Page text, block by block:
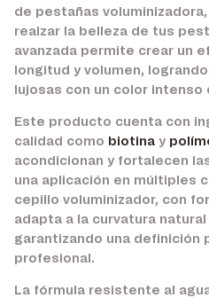
de pestañas
realzar la belleza de tus
avanzada permite crear un
longitud y volumen,
lujosas con un color intenso
Este producto cuenta con
calidad como biotina y
acondicionan y fortalecen
una aplicación en múltiples
cepillo voluminizador, con
adapta a la curvatura
garantizando una definición
profesional.
La fórmula resistente al